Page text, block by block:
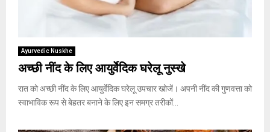
Ayurvedic Nuskhe
अच्छी नींद के लिए आयुर्वेदिक घरेलू नुस्खे
रात को अच्छी नींद के लिए आयुर्वेदिक घरेलू उपचार खोजें। अपनी नींद की गुणवत्ता को
स्वाभाविक रूप से बेहतर बनाने के लिए इन समग्र तरीकों...